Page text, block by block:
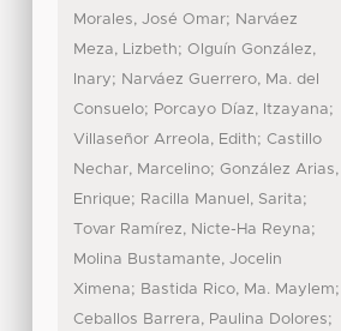
Morales, José Omar; Narváez
Meza, Lizbeth; Olguín González,
Inary; Narváez Guerrero, Ma. del
Consuelo; Porcayo Díaz, Itzayana;
Villaseñor Arreola, Edith; Castillo
Nechar, Marcelino; González Arias,
Enrique; Racilla Manuel, Sarita;
Tovar Ramírez, Nicte-Ha Reyna;
Molina Bustamante, Jocelin
Ximena; Bastida Rico, Ma. Maylem;
Ceballos Barrera, Paulina Dolores;